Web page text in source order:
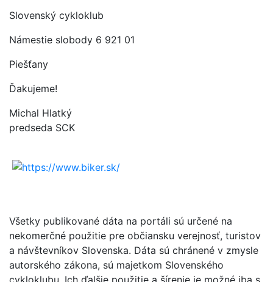
Slovenský cykloklub
Námestie slobody 6 921 01
Piešťany
Ďakujeme!
Michal Hlatký
predseda SCK
Všetky publikované dáta na portáli sú určené na
nekomerčné použitie pre občiansku verejnosť, turistov
a návštevníkov Slovenska. Dáta sú chránené v zmysle
autorského zákona, sú majetkom Slovenského